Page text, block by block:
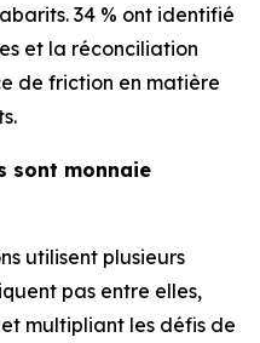
34 % ont identifié
et la réconciliation
de friction en matière
sont monnaie
utilisent plusieurs
pas entre elles,
multipliant les défis de